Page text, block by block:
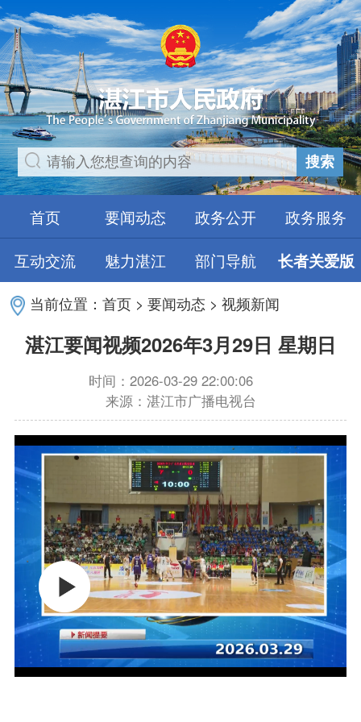
搜索
首页 要闻动态 政务公开
政务服务
互动交流
魅力湛江 部门导航 长者关爱版
当前位置：首页 >要闻动态 >视频新闻
湛江要闻视频2026年3月29日 星期日
时间：2026-03-29 22:00:06
来源：湛江市广播电视台